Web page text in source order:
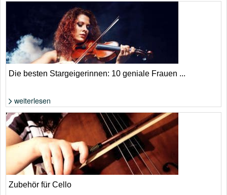
Foto: Shutterstock von Mladen Mitrinovic
Foto: Shutterstock von Roman Voloshyn
Die besten Stargeigerinnen: 10 geniale Frauen ...
weiterlesen
Zubehör für Cello